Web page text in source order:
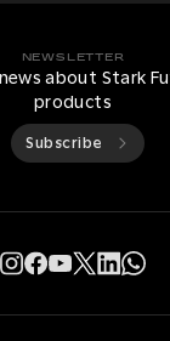
NEWSLETTER
about Stark
products
Subscribe